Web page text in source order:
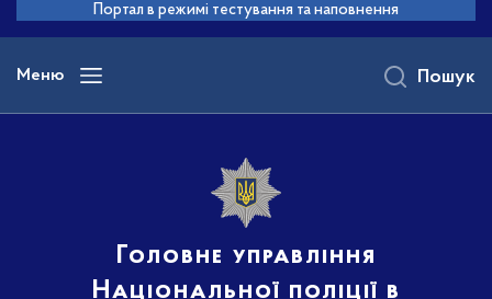
основного
вмісту
Портал в режимі тестування та наповнення
Меню
Головне управління
Національної поліції в
Пошук